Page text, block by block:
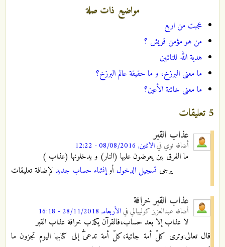
مواضيع ذات صلة
عجبت من اربع
من هو مؤمن قريش ؟
هدية الله للتائبين
ما معنى البرزخ، و ما حقيقة عالم البرزخ؟
ما معنى خائنة الأعين؟
5 تعليقات
عذاب القبر
أضافه نوي فيالاثنين, 08/08/2016 - 12:22
ما الفرق بين يعرضون عليها (النار) و يدخلونها (عذاب )
يرجى تسجيل الدخول أوإنشاء حساب جديد لإضافة تعليقات
عذاب القبر خرافة
أضافه عبدالعزيز كوليباليفيالأربعاء, 28/11/2018 - 16:18
لا عذاب إلا بعد حساب،فالقرآن يكذب خرافة عذاب القبر
قال تعالى:وترى كلّ أمة جاثية،كلّ أمة تدعىٰٓ إلى كتابها اليوم تجزون ما